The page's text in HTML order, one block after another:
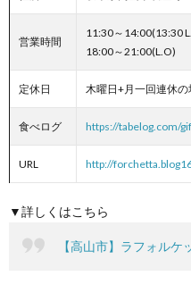
営業時間
11:30～14:00(13:30
18:00～21:00(L.O)
定休日 木曜日+月一回連休の
食べログ https://tabelog.com/
URL http://
▼詳しくはこちら
【高山市】ラフォル